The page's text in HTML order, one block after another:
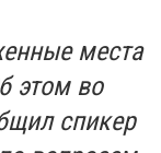
места
этом во
спикер